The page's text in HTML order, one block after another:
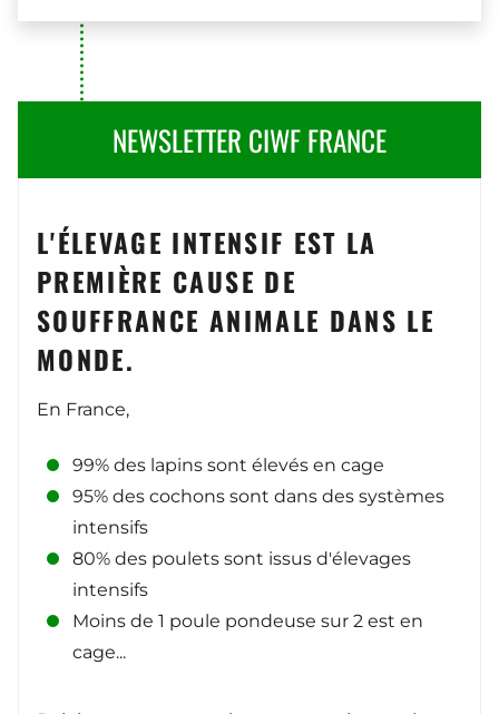
NEWSLETTER CIWF FRANCE
L'ÉLEVAGE INTENSIF EST LA
PREMIÈRE CAUSE DE
SOUFFRANCE ANIMALE DANS LE
MONDE.
En France,
99% des lapins sont élevés en cage
95% des cochons sont dans des systèmes
intensifs
80% des poulets sont issus d'élevages
intensifs
Moins de 1 poule pondeuse sur 2 est en
cage...